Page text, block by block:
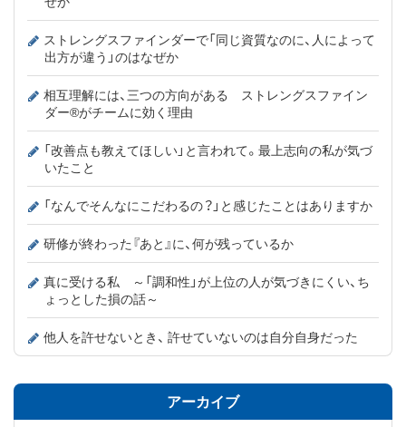
ストレングスファインダーで「同じ資質なのに、人によって
出方が違う」のはなぜか
相互理解には、三つの方向がある ストレングスファイン
ダー®がチームに効く理由
「改善点も教えてほしい」と言われて。最上志向の私が気づ
いたこと
「なんでそんなにこだわるの？」と感じたことはありますか
研修が終わった『あと』に、何が残っているか
真に受ける私 ～「調和性」が上位の人が気づきにくい、ち
ょっとした損の話～
他人を許せないとき、 許せていないのは自分自身だった
アーカイブ